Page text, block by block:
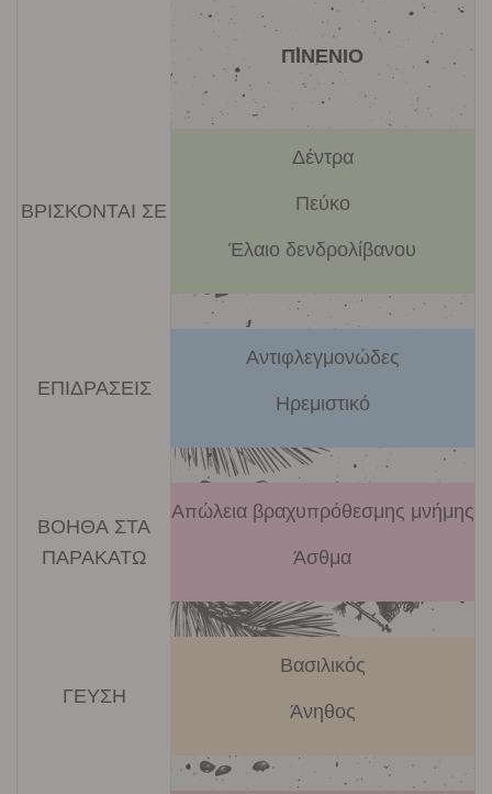
ΠΙΝΕΝΙΟ
ΒΡΙΣΚΟΝΤΑΙ ΣΕ
Δέντρα
Πεύκο
Έλαιο δενδρολίβανου
ΕΠΙΔΡΑΣΕΙΣ
Αντιφλεγμονώδες
Ηρεμιστικό
ΒΟΗΘΑ ΣΤΑ
ΠΑΡΑΚΑΤΩ
Απώλεια βραχυπρόθεσμης μνήμης
Άσθμα
ΓΕΥΣΗ
Βασιλικός
Άνηθος